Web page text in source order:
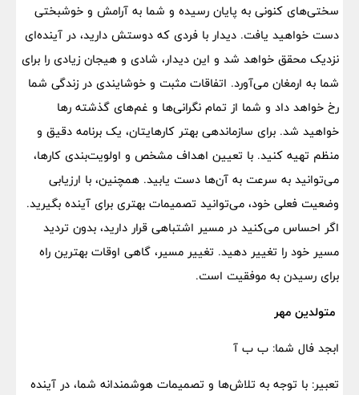
سختی‌های کنونی به پایان رسیده و شما به آرامش و خوشبختی
دست خواهید یافت. دیدار با فردی که دوستش دارید، در آینده‌ای
نزدیک محقق خواهد شد و این دیدار، شادی و هیجان زیادی را برای
شما به ارمغان می‌آورد. اتفاقات مثبت و خوشایندی در زندگی شما
رخ خواهد داد و شما از تمام نگرانی‌ها و غم‌های گذشته رها
خواهید شد. برای سازماندهی بهتر کارهایتان، یک برنامه دقیق و
منظم تهیه کنید. با تعیین اهداف مشخص و اولویت‌بندی کارها،
می‌توانید به سرعت به آن‌ها دست یابید. همچنین، با ارزیابی
وضعیت فعلی خود، می‌توانید تصمیمات بهتری برای آینده بگیرید.
اگر احساس می‌کنید در مسیر اشتباهی قرار دارید، بدون تردید
مسیر خود را تغییر دهید. تغییر مسیر، گاهی اوقات بهترین راه
برای رسیدن به موفقیت است.
متولدین مهر
ابجد فال شما: ب ب آ
تعبیر: با توجه به تلاش‌ها و تصمیمات هوشمندانه شما، در آینده